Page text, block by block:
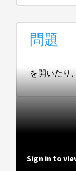
問題
を開いたり
Sign in to